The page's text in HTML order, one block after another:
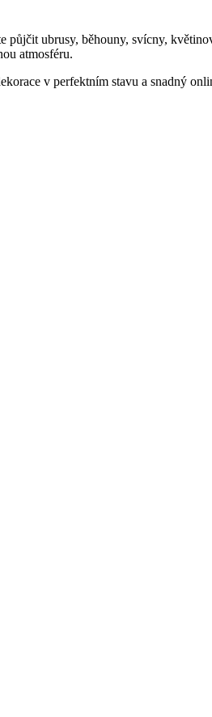
ubrusy, běhouny, svícny,
atmosféru.
v perfektním stavu a snadný